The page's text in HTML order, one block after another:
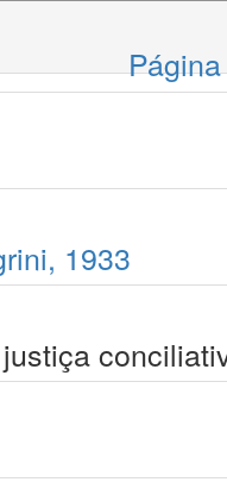
1933